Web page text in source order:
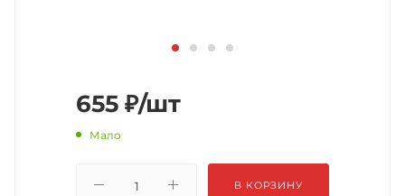
655 ₽/шт
Мало
В КОРЗИНУ